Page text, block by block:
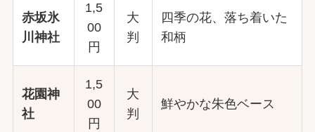
赤坂氷
川神社
1,5
00
円
大
判
四季の花、落ち着いた
和柄
花園神
社
1,5
00
円
大
判
鮮やかな朱色ベース